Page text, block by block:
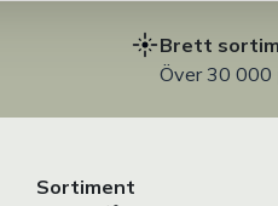
Brett
Över 30 000
Sortiment